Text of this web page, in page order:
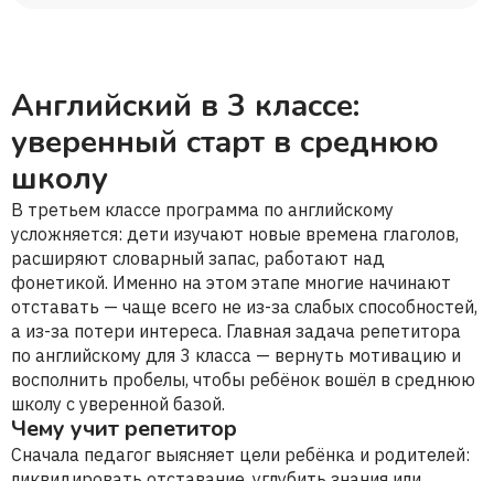
Английский в 3 классе:
уверенный старт в среднюю
школу
В третьем классе программа по английскому
усложняется: дети изучают новые времена глаголов,
расширяют словарный запас, работают над
фонетикой. Именно на этом этапе многие начинают
отставать — чаще всего не из-за слабых способностей,
а из-за потери интереса. Главная задача репетитора
по английскому для 3 класса — вернуть мотивацию и
восполнить пробелы, чтобы ребёнок вошёл в среднюю
школу с уверенной базой.
Чему учит репетитор
Сначала педагог выясняет цели ребёнка и родителей: